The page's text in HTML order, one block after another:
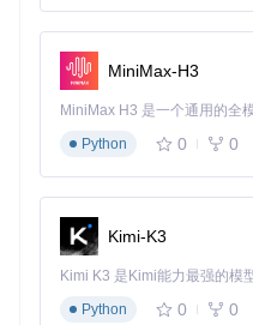
项目部署：
配置验证
# 最佳实践：根据网络环境调
MiniMax-H3
Python
0 0
Kimi-K3
Python
0 0